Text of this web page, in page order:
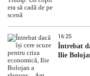
16:25
Întrebat
Ilie